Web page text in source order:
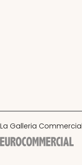
La Galleria